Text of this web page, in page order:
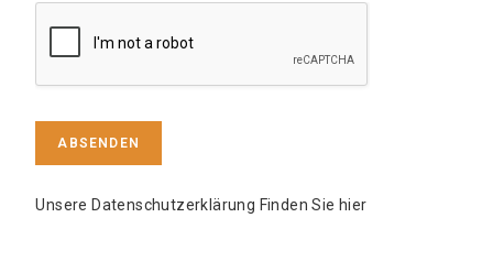
ABSENDEN
Unsere Datenschutzerklärung Finden Sie hier